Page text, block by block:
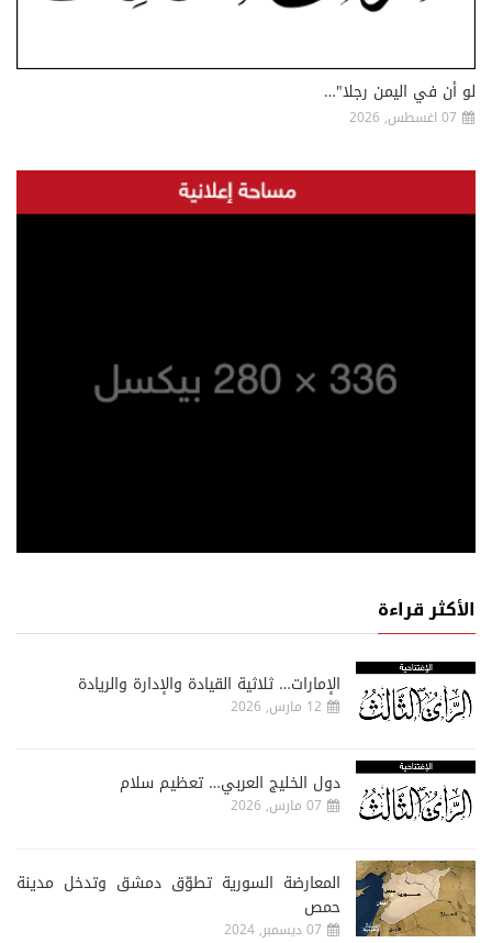
لو أن في اليمن رجلا"…
07 اغسطس, 2026
الأكثر قراءة
الإمارات… ثلاثية القيادة والإدارة والريادة
12 مارس, 2026
دول الخليج العربي… تعظيم سلام
07 مارس, 2026
المعارضة السورية تطوّق دمشق وتدخل مدينة
حمص
07 ديسمبر, 2024